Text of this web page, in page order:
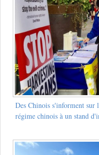
Des Chinois s'informent sur
régime chinois à un stand